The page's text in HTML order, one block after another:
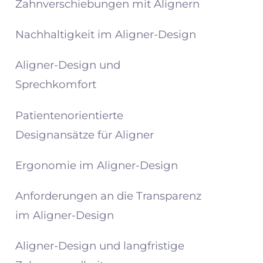
Zahnverschiebungen mit Alignern
Nachhaltigkeit im Aligner-Design
Aligner-Design und
Sprechkomfort
Patientenorientierte
Designansätze für Aligner
Ergonomie im Aligner-Design
Anforderungen an die Transparenz
im Aligner-Design
Aligner-Design und langfristige